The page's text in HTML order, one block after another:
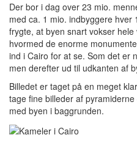
Der bor i dag over 23 mio.
med ca. 1 mio. indbyggere
frygte, at byen snart vokser
hvormed de enorme
ind i Cairo for at se. Som det er
men derefter ud til udkanten af
Billedet er taget på en meget
tage fine billeder af
med byen i baggrunden.